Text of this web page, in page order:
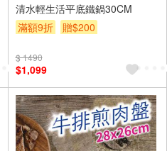
清水輕生活平底鐵鍋30CM
滿額9折
贈$200
$ 1490
$1,099